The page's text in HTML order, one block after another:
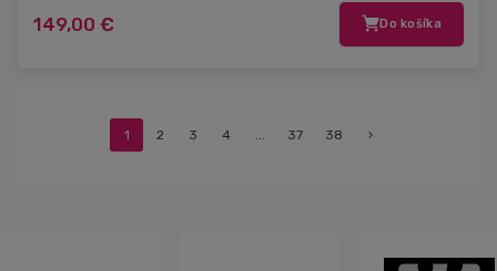
149,00 € Do košíka
1 2 3 4 ... 37 38 ›